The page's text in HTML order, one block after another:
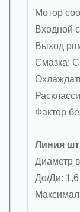
Мотор
Входной
Выход
Смазка:
Фактор
Линия
Диаметр
До/Ди: 1,6